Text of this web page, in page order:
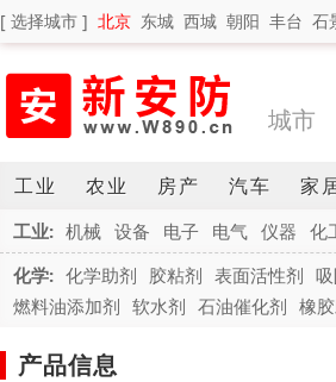
[ 选择城市 ] 北京 东城 西城 朝阳 丰台 石
城市
工业 农业 房产 汽车 家
工业: 机械 设备 电子 电气 仪器 化
化学: 化学助剂 胶粘剂 表面活性剂
燃料油添加剂 软水剂 石油催化剂 橡
产品信息